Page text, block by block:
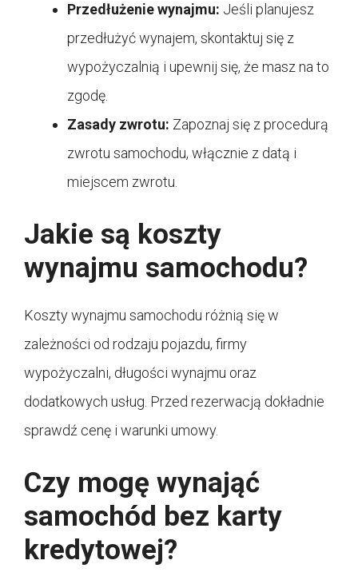
Przedłużenie wynajmu: Jeśli planujesz
przedłużyć wynajem, skontaktuj się z
wypożyczalnią i upewnij się, że masz na to
zgodę.
Zasady zwrotu: Zapoznaj się z procedurą
zwrotu samochodu, włącznie z datą i
miejscem zwrotu.
Jakie są koszty
wynajmu samochodu?
Koszty wynajmu samochodu różnią się w
zależności od rodzaju pojazdu, firmy
wypożyczalni, długości wynajmu oraz
dodatkowych usług. Przed rezerwacją dokładnie
sprawdź cenę i warunki umowy.
Czy mogę wynająć
samochód bez karty
kredytowej?